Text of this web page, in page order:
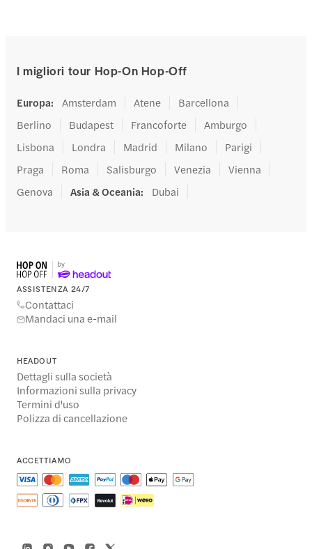
I migliori tour Hop-On Hop-Off
Europa: Amsterdam Atene
Barcellona
Berlino
Budapest Francoforte
Amburgo
Lisbona
Londra Madrid Milano
Parigi
Praga
Roma Salisburgo Venezia
Vienna
Genova
Asia & Oceania: Dubai
ASSISTENZA 24/7
Contattaci
Mandaci una e-mail
HEADOUT
Dettagli sulla società
Informazioni sulla privacy
Termini d'uso
Polizza di cancellazione
ACCETTIAMO